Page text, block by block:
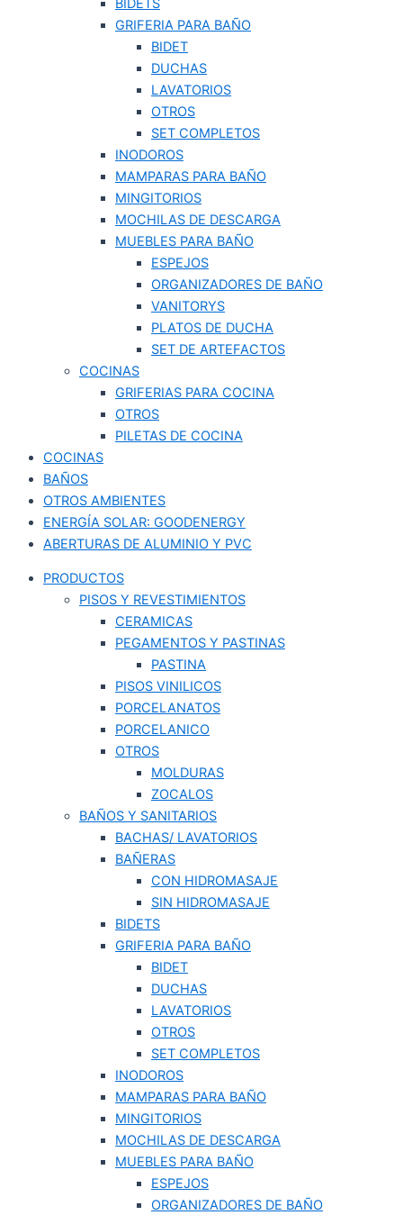
GRIFERIA PARA BAÑO
BIDET
DUCHAS
LAVATORIOS
OTROS
SET COMPLETOS
INODOROS
MAMPARAS PARA BAÑO
MINGITORIOS
MOCHILAS DE DESCARGA
MUEBLES PARA BAÑO
ESPEJOS
ORGANIZADORES DE BAÑO
VANITORYS
PLATOS DE DUCHA
SET DE ARTEFACTOS
COCINAS
GRIFERIAS PARA COCINA
OTROS
PILETAS DE COCINA
COCINAS
BAÑOS
OTROS AMBIENTES
ENERGÍA SOLAR: GOODENERGY
ABERTURAS DE ALUMINIO Y PVC
PRODUCTOS
PISOS Y REVESTIMIENTOS
CERAMICAS
PEGAMENTOS Y PASTINAS
PASTINA
PISOS VINILICOS
PORCELANATOS
PORCELANICO
OTROS
MOLDURAS
ZOCALOS
BAÑOS Y SANITARIOS
BACHAS/ LAVATORIOS
BAÑERAS
CON HIDROMASAJE
SIN HIDROMASAJE
BIDETS
GRIFERIA PARA BAÑO
BIDET
DUCHAS
LAVATORIOS
OTROS
SET COMPLETOS
INODOROS
MAMPARAS PARA BAÑO
MINGITORIOS
MOCHILAS DE DESCARGA
MUEBLES PARA BAÑO
ESPEJOS
ORGANIZADORES DE BAÑO